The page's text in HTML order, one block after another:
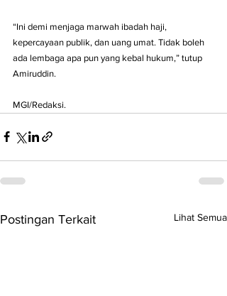
“Ini demi menjaga marwah ibadah haji,
kepercayaan publik, dan uang umat. Tidak boleh
ada lembaga apa pun yang kebal hukum,” tutup
Amiruddin.
MGI/Redaksi.
Postingan Terkait Lihat Semua